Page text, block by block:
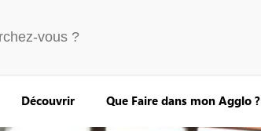
Découvrir Que Faire dans mon Agglo ?